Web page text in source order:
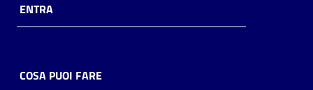
Risorse
online
ENTRA
COSA PUOI FARE